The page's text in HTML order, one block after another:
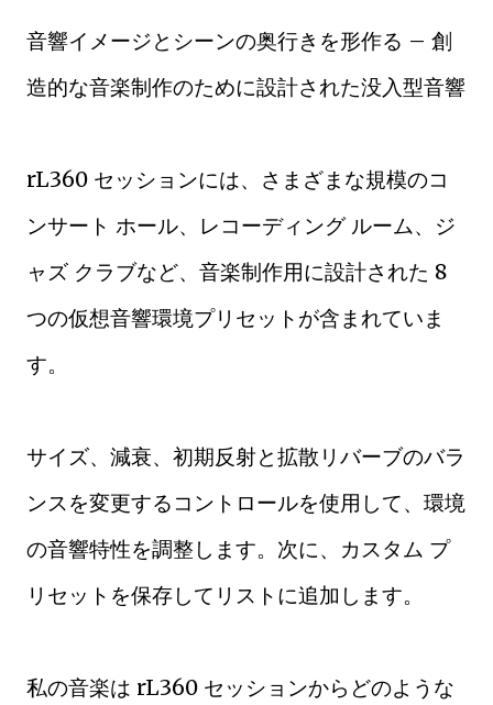
音響イメージとシーンの奥行きを形作る – 創
造的な音楽制作のために設計された没入型音響
rL360 セッションには、さまざまな規模のコ
ンサート ホール、レコーディング ルーム、ジ
ャズ クラブなど、音楽制作用に設計された 8
つの仮想音響環境プリセットが含まれていま
す。
サイズ、減衰、初期反射と拡散リバーブのバラ
ンスを変更するコントロールを使用して、環境
の音響特性を調整します。次に、カスタム プ
リセットを保存してリストに追加します。
私の音楽は rL360 セッションからどのような